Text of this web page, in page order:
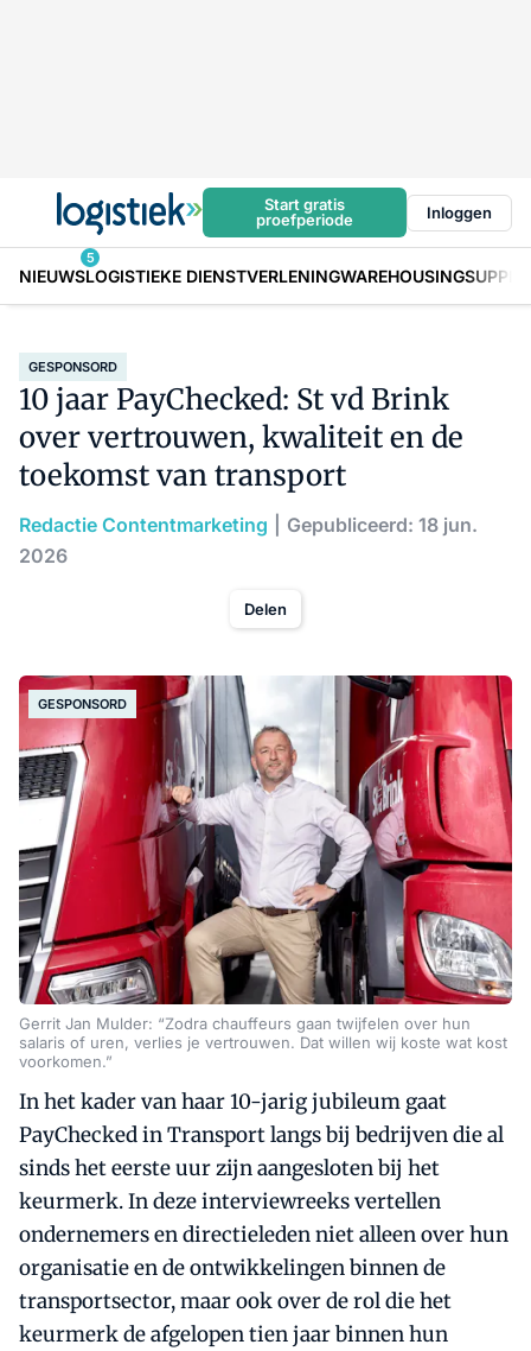
Start gratis
proefperiode
Inloggen
NIEUWS
5
LOGISTIEKE DIENSTVERLENINGWAREHOUSING
GESPONSORD
10 jaar PayChecked: St vd Brink
over vertrouwen, kwaliteit en de
toekomst van transport
Redactie Contentmarketing
Gepubliceerd: 18 jun.
2026
Delen
GESPONSORD
Gerrit Jan Mulder: “Zodra chauffeurs gaan twijfelen over hun
salaris of uren, verlies je vertrouwen. Dat willen wij koste wat kost
voorkomen.”
In het kader van haar 10-jarig jubileum gaat
PayChecked in Transport langs bij bedrijven die al
sinds het eerste uur zijn aangesloten bij het
keurmerk. In deze interviewreeks vertellen
ondernemers en directieleden niet alleen over hun
organisatie en de ontwikkelingen binnen de
transportsector, maar ook over de rol die het
keurmerk de afgelopen tien jaar binnen hun